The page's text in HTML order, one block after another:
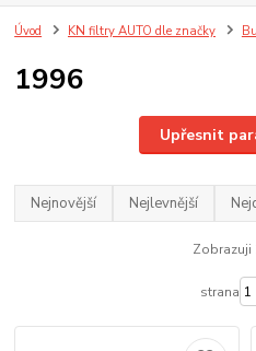
Úvod KN filtry AUTO dle značky
1996
Upřesnit
Nejnovější Nejlevnější
Zobrazuji
strana